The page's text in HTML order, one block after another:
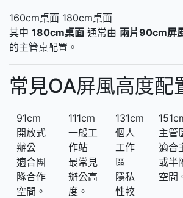
160cm桌面 180cm桌面
其中 180cm桌面 通常由 兩片90cm屏
的主管桌配置。
常見OA屏風高度配
91cm
開放式
辦公
適合團
隊合作
空間。
111cm
一般工
作站
最常見
辦公高
度。
131cm
個人
工作
區
隱私
性較
主管
適合
或半
空間